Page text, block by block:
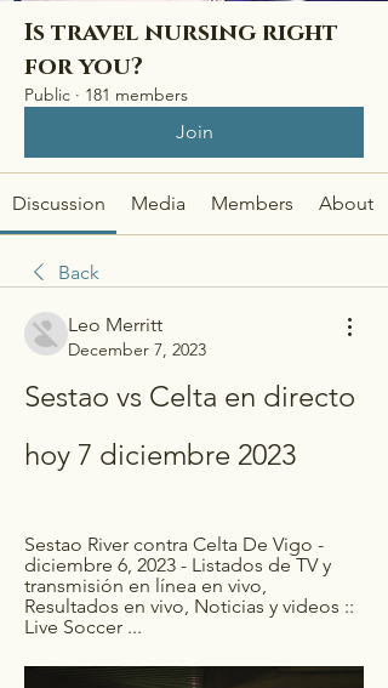
Is travel nursing right
for you?
Public · 181 members
Join
Discussion Media Members About
Back
Leo Merritt
December 7, 2023
Sestao vs Celta en directo
hoy 7 diciembre 2023
Sestao River contra Celta De Vigo -
diciembre 6, 2023 - Listados de TV y
transmisión en línea en vivo,
Resultados en vivo, Noticias y videos ::
Live Soccer ...